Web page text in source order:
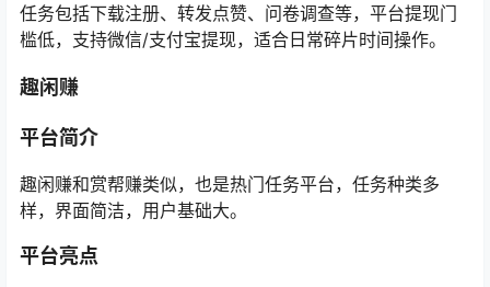
任务包括下载注册、转发点赞、问卷调查等，平台提现门
槛低，支持微信/支付宝提现，适合日常碎片时间操作。
趣闲赚
平台简介
趣闲赚和赏帮赚类似，也是热门任务平台，任务种类多
样，界面简洁，用户基础大。
平台亮点